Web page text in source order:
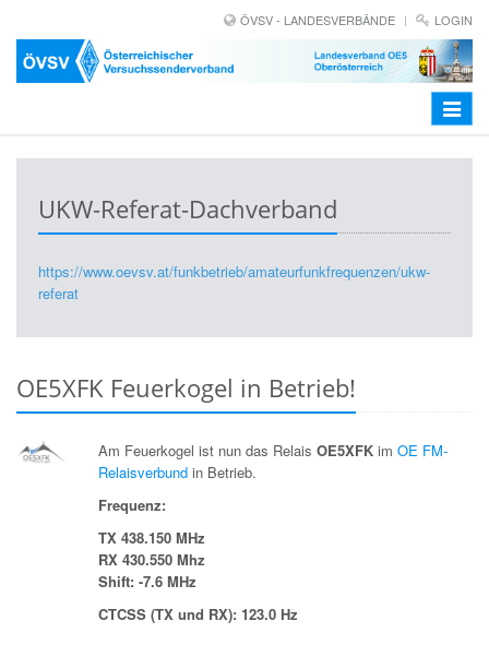
ÖVSV - LANDESVERBÄNDE LOGIN
Toggle
UKW-Referat-Dachverband
https://www.oevsv.at/funkbetrieb/amateurfunkfrequenzen/ukw-
referat
OE5XFK Feuerkogel in Betrieb!
Am Feuerkogel ist nun das Relais OE5XFKim OE FM-
Relaisverbundin Betrieb.
Frequenz:
TX 438.150 MHz
RX 430.550 Mhz
Shift: -7.6 MHz
CTCSS (TX und RX): 123.0 Hz